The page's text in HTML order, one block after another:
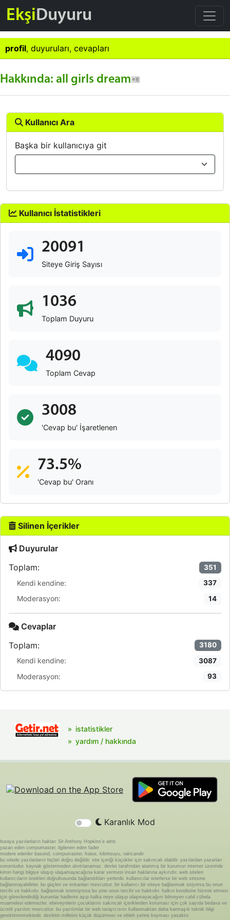
EkşiDuyuru
profil, duyuruları, cevapları
Hakkında: all girls dream
Kullanıcı Ara
Başka bir kullanıcıya git
Kullanıcı İstatistikleri
20091
Siteye Giriş Sayısı
1036
Toplam Duyuru
4090
Toplam Cevap
3008
'Cevap bu' İşaretlenen
73.5%
'Cevap bu' Oranı
Silinen İçerikler
Duyurular
Toplam:
351
Kendi kendine: 337
Moderasyon: 14
Cevaplar
Toplam:
3180
Kendi kendine: 3087
Moderasyon: 93
istatistikler
yardım / hakkında
Karanlık Mod
buraya yazılanların hakları Sir Anthony Hopkins'e aittir.
yazan eden compumaster, ilgilenen eden fader
modere edenler basond, compumaster, fraise, kibritsuyu, rakicandir
bu sitede yazılanların hiçbiri doğru değildir. site içeriği küçükler için sakıncalı olabilir. yazılardan yazarları
sorumludur. kaynak göstermeden alıntılanamaz. devlet tarafından atanmış bir kurumun internet üzerinde
kimin hangi bilgiye ulaşıp ulaşamayacağına karar vermesi insan haklarına aykırıdır. web siteleri
kullanıcıların istekleri doğrultusunda bağlandıkları yerlerdir. kullanıcılar isterlerse bir web sitesine
bağlanmayabilirler. bu güçleri ve imkanları mevcuttur. bir kullanıcı bir siteye bağlanmak istiyorsa bu onun
tercihi ve hakkıdır. bağlanmak istemiyorsa bu yine onun tercihi ve hakkıdır. halkın kendisine hizmet etmesi
için görevlendirdiği kurumlar hadlerini aşıp halka neye ulaşıp ulaşmayacağını bilmeyen cahil cühela
muamelesi edemezler. ebeveynlerin çocuklarını sakıncalı içeriklerden koruması için çok sayıda bedava ve
ücretli yazılım mevcuttur. bu yazılımlar bir web tarayıcısını kullanmaktan daha karmaşık teknik bilgi
gerektirmemektedir. devletin milletini küçük düşürmesi ve ebleh yerine koyması yasaktır.